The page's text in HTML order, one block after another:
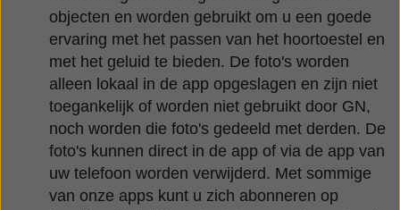
objecten en worden gebruikt om u een goede
ervaring met het passen van het hoortoestel en
met het geluid te bieden. De foto's worden
alleen lokaal in de app opgeslagen en zijn niet
toegankelijk of worden niet gebruikt door GN,
noch worden die foto's gedeeld met derden. De
foto's kunnen direct in de app of via de app van
uw telefoon worden verwijderd. Met sommige
van onze apps kunt u zich abonneren op